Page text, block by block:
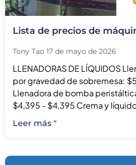
Lista de precios de
Tony Tao 17 de mayo de 2026
LLENADORAS DE LÍQUIDOS
por gravedad de sobremesa:
Llenadora de bomba
$4,395 - $4,395 Crema y
Leer más "